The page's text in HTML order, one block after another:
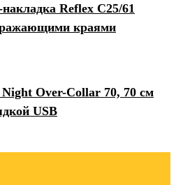
Reflex С25/61
краями
Over-Collar 70, 70 см
USB